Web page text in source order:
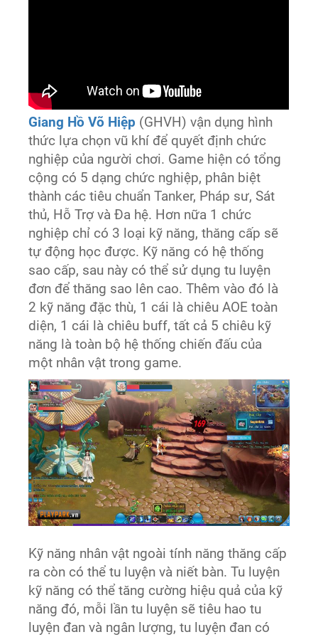
Giang Hồ Võ Hiệp (GHVH) vận dụng hình
thức lựa chọn vũ khí để quyết định chức
nghiệp của người chơi. Game hiện có tổng
cộng có 5 dạng chức nghiệp, phân biệt
thành các tiêu chuẩn Tanker, Pháp sư, Sát
thủ, Hỗ Trợ và Đa hệ. Hơn nữa 1 chức
nghiệp chỉ có 3 loại kỹ năng, thăng cấp sẽ
tự động học được. Kỹ năng có hệ thống
sao cấp, sau này có thể sử dụng tu luyện
đơn để thăng sao lên cao. Thêm vào đó là
2 kỹ năng đặc thù, 1 cái là chiêu AOE toàn
diện, 1 cái là chiêu buff, tất cả 5 chiêu kỹ
năng là toàn bộ hệ thống chiến đấu của
một nhân vật trong game.
Kỹ năng nhân vật ngoài tính năng thăng cấp
ra còn có thể tu luyện và niết bàn. Tu luyện
kỹ năng có thể tăng cường hiệu quả của kỹ
năng đó, mỗi lần tu luyện sẽ tiêu hao tu
luyện đan và ngân lượng, tu luyện đan có